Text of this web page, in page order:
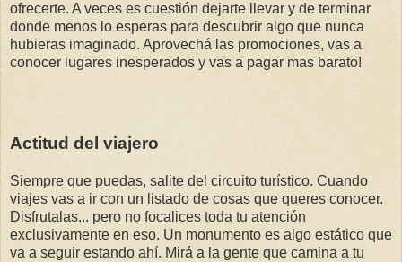
ofrecerte. A veces es cuestión dejarte llevar y de terminar
donde menos lo esperas para descubrir algo que nunca
hubieras imaginado. Aprovechá las promociones, vas a
conocer lugares inesperados y vas a pagar mas barato!
Actitud del viajero
Siempre que puedas, salite del circuito turístico. Cuando
viajes vas a ir con un listado de cosas que queres conocer.
Disfrutalas... pero no focalices toda tu atención
exclusivamente en eso. Un monumento es algo estático que
va a seguir estando ahí. Mirá a la gente que camina a tu